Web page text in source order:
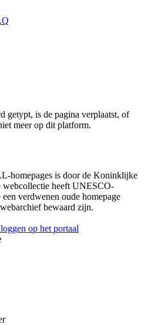
getypt, is de pagina verplaatst, of
meer op dit platform.
homepages is door de Koninklijke
heeft UNESCO-
verdwenen oude homepage
bewaard zijn.
op het portaal